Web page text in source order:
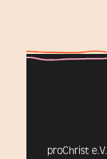
proChrist e.V.